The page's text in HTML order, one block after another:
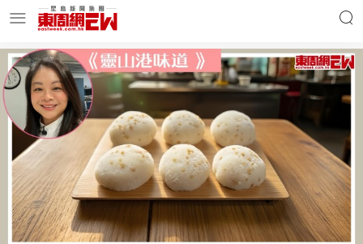
明星名人 時事財經
東周Ladies 優享生活
東周食玩通 會員活動